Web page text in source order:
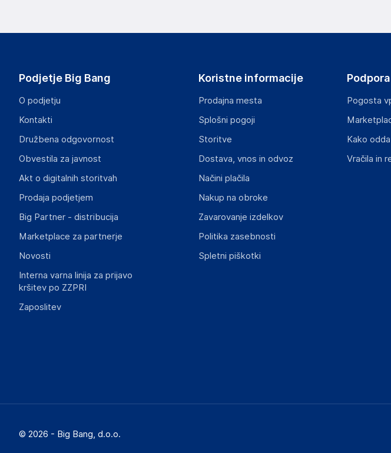
info@haloorodje.si
Gospodarski subjekt s sedežem v EU, ki zagotavlja skladnost izdelka z zahtevanimi
Na žago 32, 8351 Straža
Slovenija
Podjetje Big Bang
O podjetju
Kontakti
Družbena odgovornost
Obvestila za javnost
Akt o digitalnih storitvah
Prodaja podjetjem
Big Partner - distribucija
Marketplace za partnerje
Novosti
Interna varna linija za prijavo
kršitev po ZZPRI
Zaposlitev
Koristne informacije
Prodajna mesta
Splošni pogoji
Storitve
Dostava, vnos in odvoz
Načini plačila
Nakup na obroke
Zavarovanje izdelkov
Politika zasebnosti
Spletni piškotki
Podpora
Pogosta
Kako
Vračila in
© 2026 - Big Bang, d.o.o.